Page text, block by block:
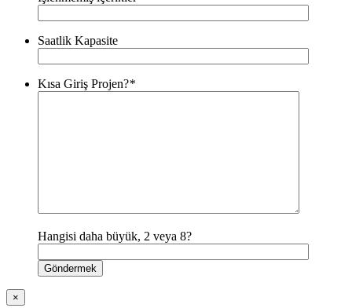
Saatlik Kapasite
Kısa Giriş Projen?*
Hangisi daha büyük, 2 veya 8?
×